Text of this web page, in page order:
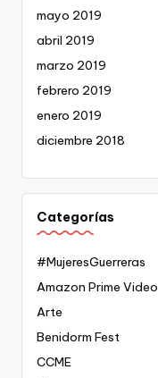
mayo 2019
abril 2019
marzo 2019
febrero 2019
enero 2019
diciembre 2018
Categorías
#MujeresGuerreras
Amazon Prime Video
Arte
Benidorm Fest
CCME